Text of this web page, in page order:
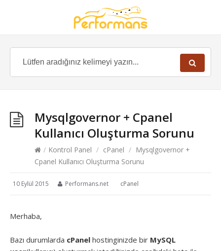
Mysqlgovernor + Cpanel
Kullanıcı Oluşturma Sorunu
/ Kontrol Panel / cPanel / Mysqlgovernor +
Cpanel Kullanıcı Oluşturma Sorunu
10 Eylül 2015 Performans.net cPanel
Merhaba,
Bazı durumlarda cPanel hostinginizde bir MySQL